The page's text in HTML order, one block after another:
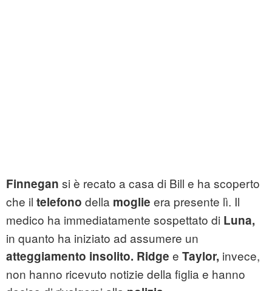
Finnegan si è recato a casa di Bill e ha scoperto
che il telefono della moglie era presente lì. Il
medico ha immediatamente sospettato di Luna,
in quanto ha iniziato ad assumere un
atteggiamento insolito. Ridge e Taylor, invece,
non hanno ricevuto notizie della figlia e hanno